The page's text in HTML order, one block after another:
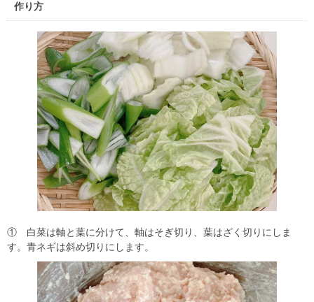
作り方
① 白菜は軸と葉に分けて、軸はそぎ切り、葉はざく切りにしま
す。青ネギは斜め切りにします。